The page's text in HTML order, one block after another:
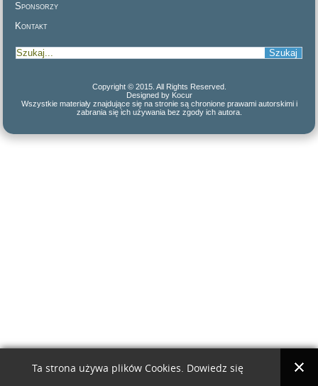
Sponsorzy
Kontakt
Copyright © 2015. All Rights Reserved.
Designed by Kocur
Wszystkie materiały znajdujące się na stronie są chronione prawami autorskimi i
zabrania się ich używania bez zgody ich autora.
Ta strona używa plików Cookies. Dowiedz się